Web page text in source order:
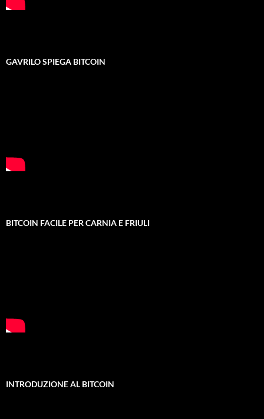
GAVRILO SPIEGA BITCOIN
BITCOIN FACILE PER CARNIA E FRIULI
INTRODUZIONE AL BITCOIN